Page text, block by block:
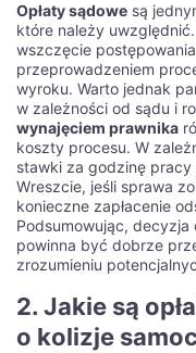
Opłaty sądowe są
które należy
wszczęcie
przeprowadzeniem
wyroku. Warto jednak
w zależności od sądu i
wynajęciem prawnika
koszty procesu. W
stawki za godzinę
Wreszcie, jeśli sprawa
konieczne zapłacenie
Podsumowując,
powinna być dobrze
zrozumieniu
2. Jakie są
o kolizje